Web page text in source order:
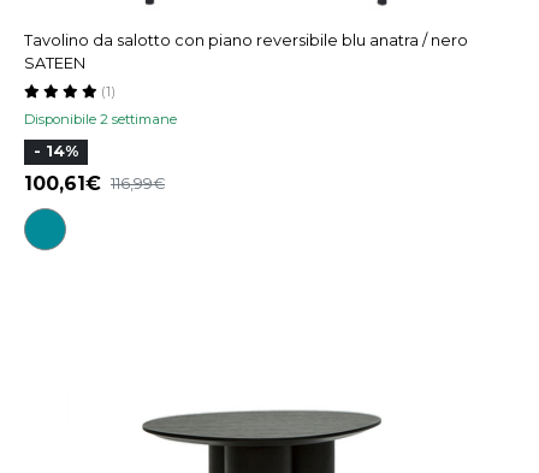
Tavolino da salotto con piano reversibile blu anatra / nero
SATEEN
Disponibile 2 settimane
(1)
- 14%
100,61 116,99